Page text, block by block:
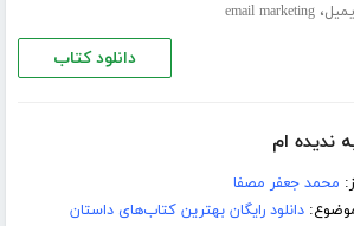
،email marketing
دانلود کتاب
ندیده ام
محمد جعفر مصفا
دانلود رایگان بهترین کتاب‌های داستان